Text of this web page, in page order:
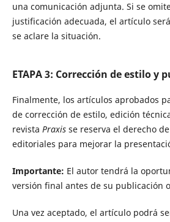
una comunicación adjunta. Si se
justificación adecuada, el artículo
se aclare la situación.
ETAPA 3: Corrección de estilo y
Finalmente, los artículos aprobados
de corrección de estilo, edición
revista Praxisse reserva el derecho
editoriales para mejorar la
Importante: El autor tendrá la
versión final antes de su publicación
Una vez aceptado, el artículo podrá